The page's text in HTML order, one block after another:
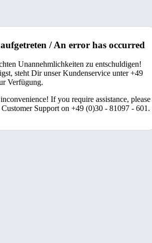
/ An error has occurred
Unannehmlichkeiten zu entschuldigen!
steht Dir unser Kundenservice unter +49
Verfügung.
If you require assistance, please
Support on +49 (0)30 - 81097 - 601.